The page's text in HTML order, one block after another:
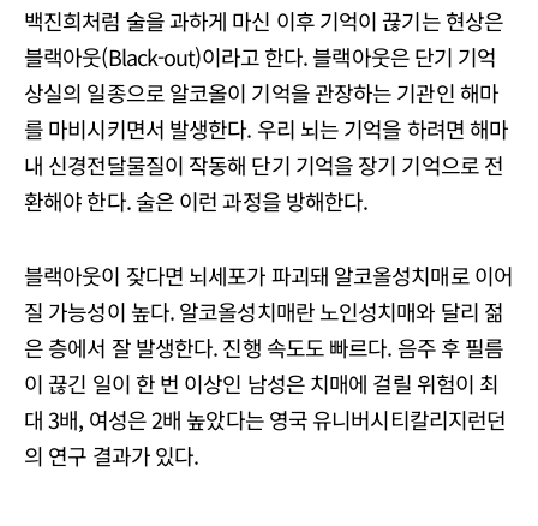
백진희처럼 술을 과하게 마신 이후 기억이 끊기는 현상은
블랙아웃(Black-out)이라고 한다. 블랙아웃은 단기 기억
상실의 일종으로 알코올이 기억을 관장하는 기관인 해마
를 마비시키면서 발생한다. 우리 뇌는 기억을 하려면 해마
내 신경전달물질이 작동해 단기 기억을 장기 기억으로 전
환해야 한다. 술은 이런 과정을 방해한다.
블랙아웃이 잦다면 뇌세포가 파괴돼 알코올성치매로 이어
질 가능성이 높다. 알코올성치매란 노인성치매와 달리 젊
은 층에서 잘 발생한다. 진행 속도도 빠르다. 음주 후 필름
이 끊긴 일이 한 번 이상인 남성은 치매에 걸릴 위험이 최
대 3배, 여성은 2배 높았다는 영국 유니버시티칼리지런던
의 연구 결과가 있다.